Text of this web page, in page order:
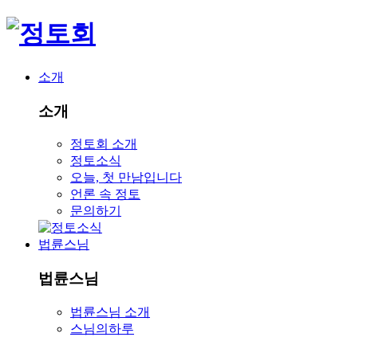
소개
소개
정토회 소개
정토소식
오늘, 첫 만남입니다
언론 속 정토
문의하기
법륜스님
법륜스님
법륜스님 소개
스님의하루